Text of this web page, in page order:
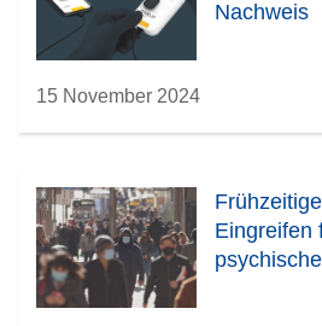
Nachweis
15 November 2024
Eingreifen